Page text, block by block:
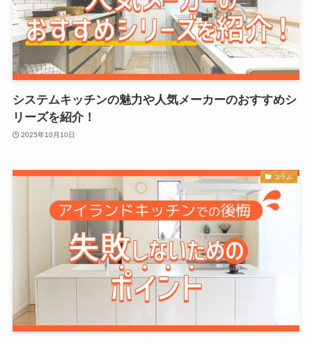
システムキッチンの魅力や人気メーカーのおすすめシ
リーズを紹介！
2025年10月10日
コラム